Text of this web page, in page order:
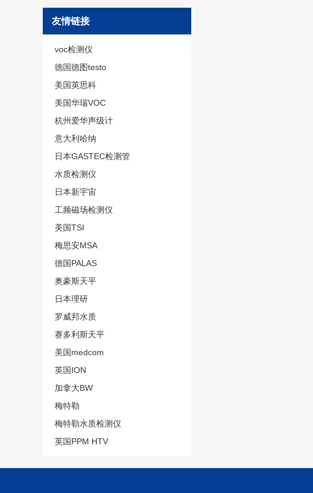
友情链接
voc检测仪
德国德图testo
美国英思科
美国华瑞VOC
杭州爱华声级计
意大利哈纳
日本GASTEC检测管
水质检测仪
日本新宇宙
工频磁场检测仪
美国TSI
梅思安MSA
德国PALAS
奥豪斯天平
日本理研
罗威邦水质
赛多利斯天平
美国medcom
英国ION
加拿大BW
梅特勒
梅特勒水质检测仪
英国PPM HTV